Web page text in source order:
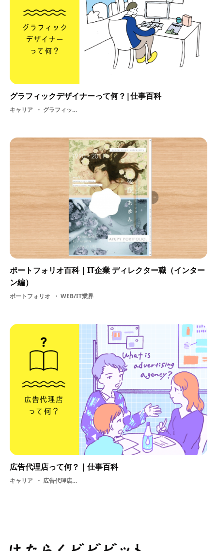
グラフィックデザイナーって何？|仕事百科
キャリア グラフィックデザイナー
ポートフォリオ百科｜IT企業 ディレクター職（インター
ン編）
ポートフォリオ WEB/IT業界
広告代理店って何？｜仕事百科
キャリア 広告代理店・ デザイン・ 広告業界・ 制作・ 職種・ 憧れ・ 選考